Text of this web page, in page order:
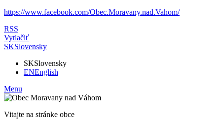
https://www.facebook.com/Obec.Moravany.nad.Vahom/
RSS
Vytlačiť
SKSlovensky
SKSlovensky
ENEnglish
Menu
Vitajte na stránke obce